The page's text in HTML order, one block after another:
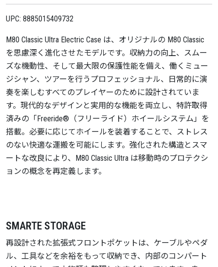
UPC: 8885015409732
M80 Classic Ultra Electric Case は、オリジナルの M80 Classic
を思慮深く進化させたモデルです。収納力の向上、スムー
ズな機動性、そして最大限の保護性能を備え、働くミュー
ジシャン、ツアーを行うプロフェッショナル、日常的に演
奏を楽しむすべてのプレイヤーのために設計されていま
す。現代的なデザインと実用的な機能を両立し、特許取得
済みの「Freeride®（フリーライド）ホイールシステム」を
搭載。必要に応じてホイールを装着することで、ストレス
のない快適な運搬を可能にします。強化された構造とスマ
ートな改良により、M80 Classic Ultra は移動時のプロテクシ
ョンの概念を再定義します。
SMARTE STORAGE
再設計された拡張式フロントポケットは、ケーブルやペダ
ル、工具などを余裕をもって収納でき、内部のコンパート